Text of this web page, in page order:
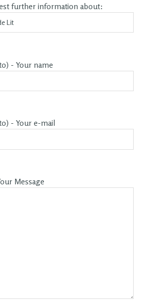
further information about:
- Your name
- Your e-mail
Message